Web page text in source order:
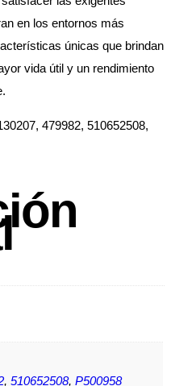
en los entornos más
únicas que brindan
vida útil y un rendimiento
479982, 510652508,
, 510652508, P500958